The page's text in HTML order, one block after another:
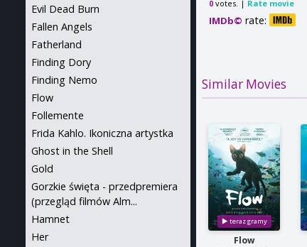
0votes. | Rate movie
IMDb© rate:
Similar Movies
Flow
Evil Dead Burn
Fallen Angels
Fatherland
Finding Dory
Finding Nemo
Flow
Follemente
Frida Kahlo. Ikoniczna artystka
Ghost in the Shell
Gold
Gorzkie święta - przedpremiera
(przegląd filmów Alm...
Hamnet
Her